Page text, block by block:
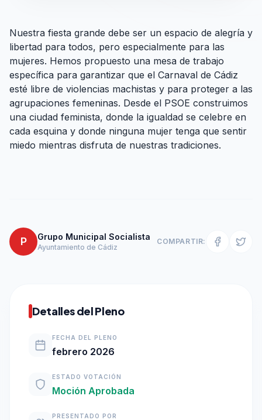
Nuestra fiesta grande debe ser un espacio de alegría y
libertad para todos, pero especialmente para las
mujeres. Hemos propuesto una mesa de trabajo
específica para garantizar que el Carnaval de Cádiz
esté libre de violencias machistas y para proteger a las
agrupaciones femeninas. Desde el PSOE construimos
una ciudad feminista, donde la igualdad se celebre en
cada esquina y donde ninguna mujer tenga que sentir
miedo mientras disfruta de nuestras tradiciones.
P Grupo Municipal Socialista
Ayuntamiento de Cádiz
COMPARTIR:
Detalles del Pleno
FECHA DEL PLENO
febrero 2026
ESTADO VOTACIÓN
Moción Aprobada
PRESENTADO POR